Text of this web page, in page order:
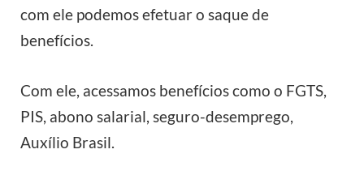
com ele podemos efetuar o saque de
benefícios.
Com ele, acessamos benefícios como o FGTS,
PIS, abono salarial, seguro-desemprego,
Auxílio Brasil.